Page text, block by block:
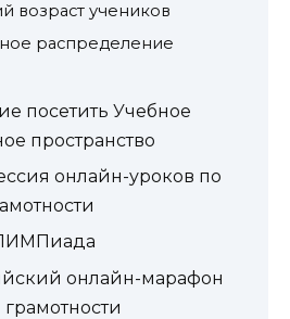
возраст учеников
распределение
посетить Учебное
пространство
онлайн-уроков по
онлайн-марафон